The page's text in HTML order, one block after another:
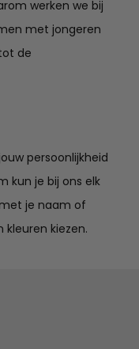
werken we bij
met jongeren
de
persoonlijkheid
kun je bij ons elk
je naam of
kiezen.